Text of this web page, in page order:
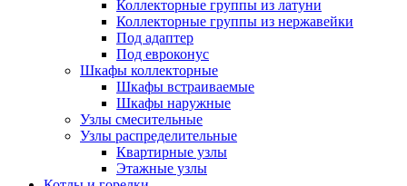
Коллекторные группы из латуни
Коллекторные группы из нержавейки
Под адаптер
Под евроконус
Шкафы коллекторные
Шкафы встраиваемые
Шкафы наружные
Узлы смесительные
Узлы распределительные
Квартирные узлы
Этажные узлы